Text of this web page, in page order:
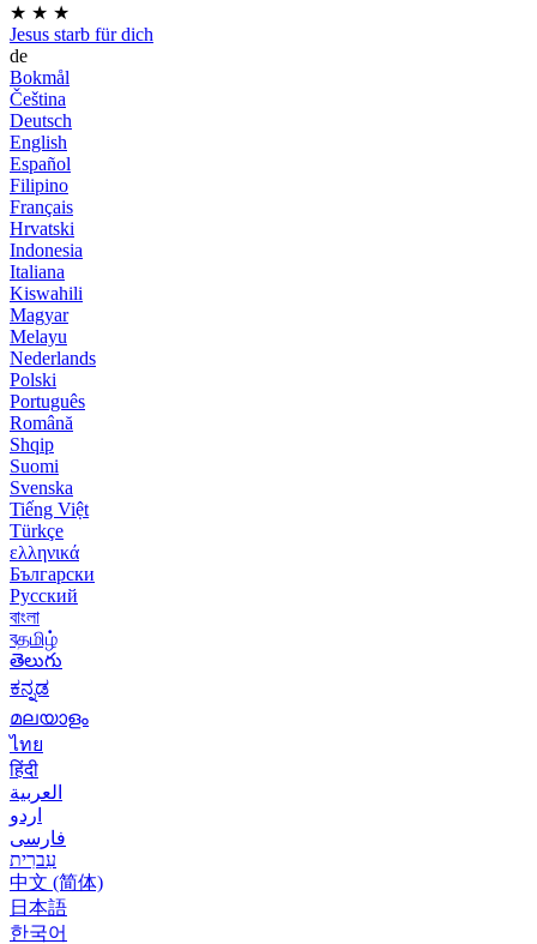
★ ★ ★
Jesus starb für dich
de
Bokmål
Čeština
Deutsch
English
Español
Filipino
Français
Hrvatski
Indonesia
Italiana
Kiswahili
Magyar
Melayu
Nederlands
Polski
Português
Română
Shqip
Suomi
Svenska
Tiếng Việt
Türkçe
ελληνικά
Български
Русский
বাংলা
বதமிழ்
తెలుగు
ಕನ್ನಡ
മലയാളം
ไทย
हिंदी
العربية
اردو
فارسی
עִברִית
中文 (简体)
日本語
한국어